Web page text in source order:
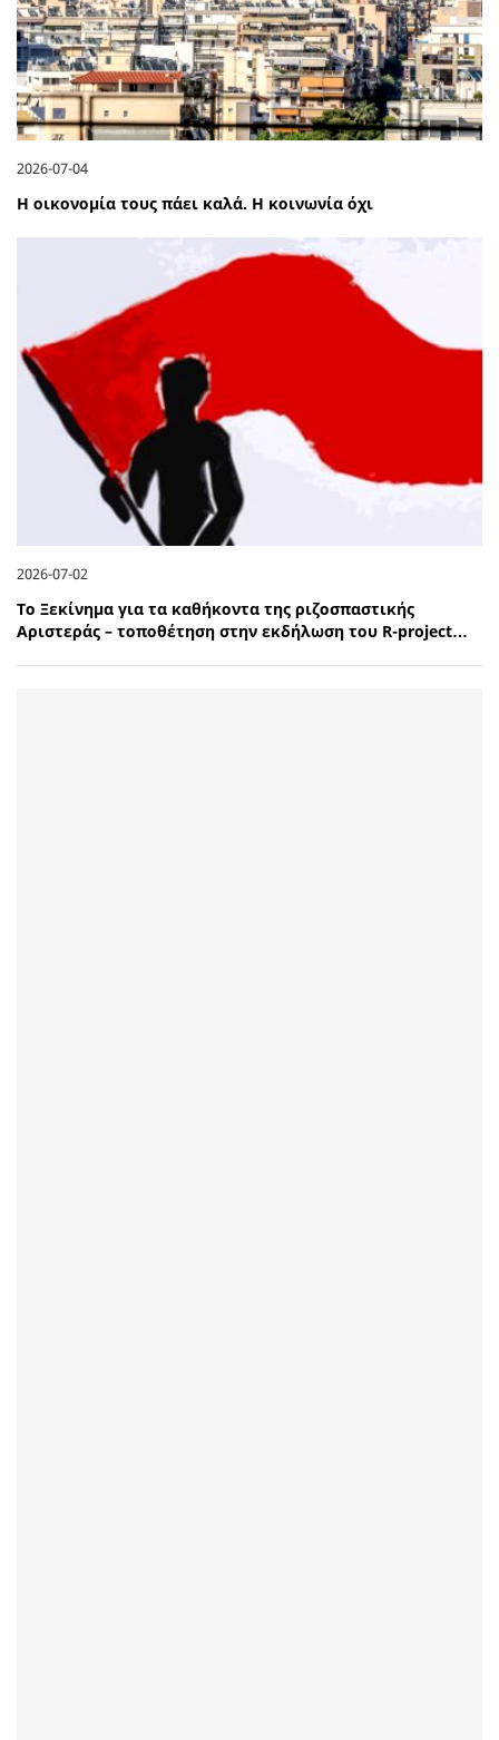
2026-07-04
Η οικονομία τους πάει καλά. Η κοινωνία όχι
2026-07-02
Το Ξεκίνημα για τα καθήκοντα της ριζοσπαστικής
Αριστεράς – τοποθέτηση στην εκδήλωση του R-project…